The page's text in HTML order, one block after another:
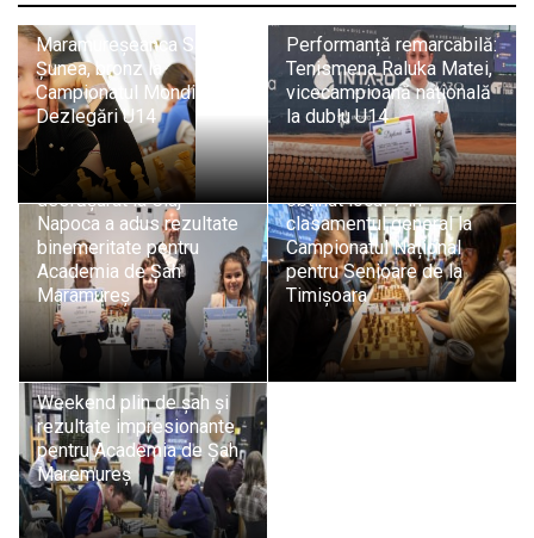
Maramureșeanca Sara
Șunea, bronz la
Campionatul Mondial de
Dezlegări U14
Performanță remarcabilă:
Tenismena Raluka Matei,
vicecampioană națională
la dublu U14
Festivalul Pegas Winter
desfășurat la Cluj-
Napoca a adus rezultate
binemeritate pentru
Academia de Șah
Maramureș
Performanță remarcabilă
pentru Academia de Șah
Maramureș: Sara Șunea a
obținut locul 7 în
clasamentul general la
Campionatul Național
pentru Senioare de la
Timișoara
Weekend plin de șah și
rezultate impresionante
pentru Academia de Șah
Maremureș